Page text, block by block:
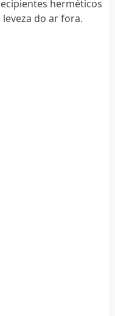
herméticos
do ar fora.